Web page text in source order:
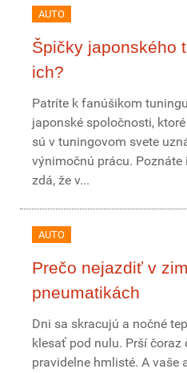
AUTO
Špičky japonského
ich?
Patríte k fanúšikom
japonské spoločnosti,
sú v tuningovom svete
výnimočnú prácu. Poznáte
zdá, že v...
AUTO
Prečo nejazdiť v
pneumatikách
Dni sa skracujú a nočné
klesať pod nulu. Prší čoraz
pravidelne hmlisté. A vaše